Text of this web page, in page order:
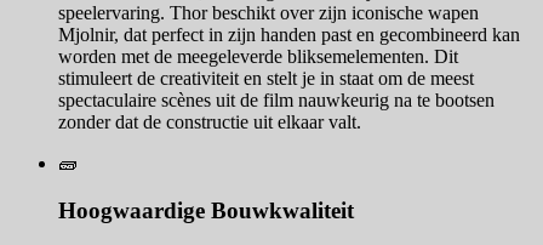
speelervaring. Thor beschikt over zijn iconische wapen
Mjolnir, dat perfect in zijn handen past en gecombineerd kan
worden met de meegeleverde bliksemelementen. Dit
stimuleert de creativiteit en stelt je in staat om de meest
spectaculaire scènes uit de film nauwkeurig na te bootsen
zonder dat de constructie uit elkaar valt.
🧱
Hoogwaardige Bouwkwaliteit